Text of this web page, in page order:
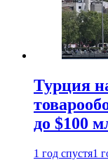
Турция
до $100
1 год спустя1